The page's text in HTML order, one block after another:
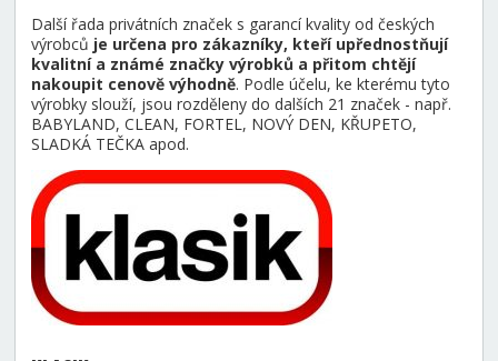
Další řada privátních značek s garancí kvality od českých
výrobců je určena pro zákazníky, kteří upřednostňují
kvalitní a známé značky výrobků a přitom chtějí
nakoupit cenově výhodně. Podle účelu, ke kterému tyto
výrobky slouží, jsou rozděleny do dalších 21 značek - např.
BABYLAND, CLEAN, FORTEL, NOVÝ DEN, KŘUPETO,
SLADKÁ TEČKA apod.